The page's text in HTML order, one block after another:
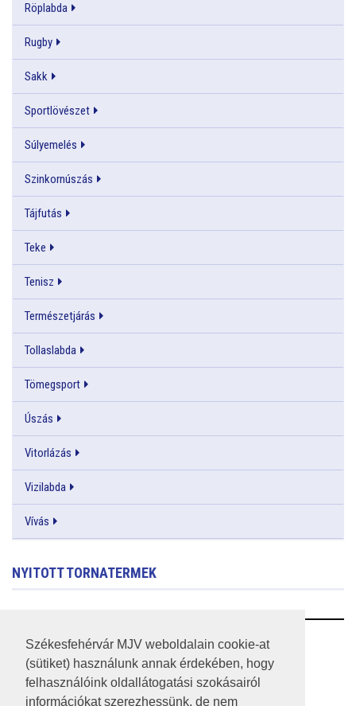
Székesfehérvár MJV weboldalain cookie-at
(sütiket) használunk annak érdekében, hogy
felhasználóink oldallátogatási szokásairól
információkat szerezhessünk, de nem
Röplabda
Rugby
Sakk
Sportlövészet
Súlyemelés
Szinkornúszás
Tájfutás
Teke
Tenisz
Természetjárás
Tollaslabda
Tömegsport
Úszás
Vitorlázás
Vizilabda
Vívás
NYITOTT TORNATERMEK
RSS
A HONLAP 2017.03.31-I ÁLLAPOTA